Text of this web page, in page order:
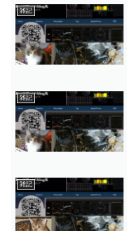
雑記
雑記
雑記